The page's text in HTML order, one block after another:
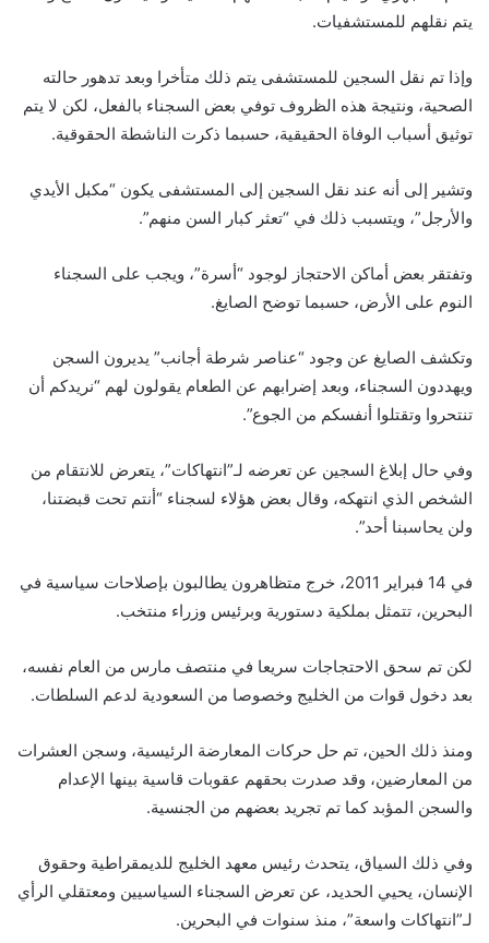
يتم نقلهم للمستشفيات.
وإذا تم نقل السجين للمستشفى يتم ذلك متأخرا وبعد تدهور حالته
الصحية، ونتيجة هذه الظروف توفي بعض السجناء بالفعل، لكن لا يتم
توثيق أسباب الوفاة الحقيقية، حسبما ذكرت الناشطة الحقوقية.
وتشير إلى أنه عند نقل السجين إلى المستشفى يكون “مكبل الأيدي
والأرجل”، ويتسبب ذلك في “تعثر كبار السن منهم”.
وتفتقر بعض أماكن الاحتجاز لوجود “أسرة”، ويجب على السجناء
النوم على الأرض، حسبما توضح الصايغ.
وتكشف الصايغ عن وجود “عناصر شرطة أجانب” يديرون السجن
ويهددون السجناء، وبعد إضرابهم عن الطعام يقولون لهم “نريدكم أن
تنتحروا وتقتلوا أنفسكم من الجوع”.
وفي حال إبلاغ السجين عن تعرضه لـ”انتهاكات”، يتعرض للانتقام من
الشخص الذي انتهكه، وقال بعض هؤلاء لسجناء “أنتم تحت قبضتنا،
ولن يحاسبنا أحد”.
في 14 فبراير 2011، خرج متظاهرون يطالبون بإصلاحات سياسية في
البحرين، تتمثل بملكية دستورية وبرئيس وزراء منتخب.
لكن تم سحق الاحتجاجات سريعا في منتصف مارس من العام نفسه،
بعد دخول قوات من الخليج وخصوصا من السعودية لدعم السلطات.
ومنذ ذلك الحين، تم حل حركات المعارضة الرئيسية، وسجن العشرات
من المعارضين، وقد صدرت بحقهم عقوبات قاسية بينها الإعدام
والسجن المؤبد كما تم تجريد بعضهم من الجنسية.
وفي ذلك السياق، يتحدث رئيس معهد الخليج للديمقراطية وحقوق
الإنسان، يحيي الحديد، عن تعرض السجناء السياسيين ومعتقلي الرأي
لـ”انتهاكات واسعة”، منذ سنوات في البحرين.